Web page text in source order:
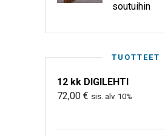
soutuihin
TUOTTEET
12 kk DIGILEHTI
72,00 € sis. alv. 10%